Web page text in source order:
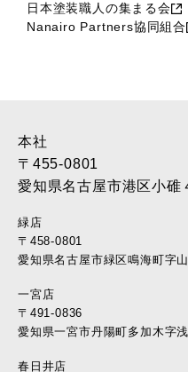
日本塗装職人の集まる会
Nanairo Partners協同組合
本社
〒455-0801
愛知県名古屋市港区小碓
緑店
〒458-0801
愛知県名古屋市緑区鳴海町字
一宮店
〒491-0836
愛知県一宮市丹陽町多加木字
春日井店